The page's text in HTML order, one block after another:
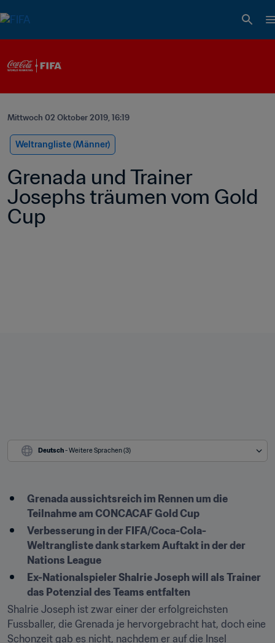
Mittwoch 02 Oktober 2019, 16:19
Weltrangliste (Männer)
Grenada und Trainer
Josephs träumen vom Gold
Cup
Deutsch - Weitere Sprachen (3)
Grenada aussichtsreich im Rennen um die
Teilnahme am CONCACAF Gold Cup
Verbesserung in der FIFA/Coca-Cola-
Weltrangliste dank starkem Auftakt in der der
Nations League
Ex-Nationalspieler Shalrie Joseph will als Trainer
das Potenzial des Teams entfalten
Shalrie Joseph ist zwar einer der erfolgreichsten
Fussballer, die Grenada je hervorgebracht hat, doch eine
Schonzeit gab es nicht, nachdem er auf die Insel